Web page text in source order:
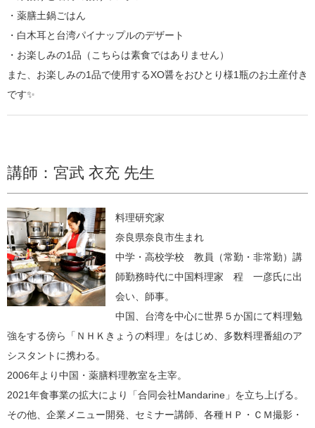
・薬膳土鍋ごはん
・白木耳と台湾パイナップルのデザート
・お楽しみの1品（こちらは素食ではありません）
また、お楽しみの1品で使用するXO醤をおひとり様1瓶のお土産付き
です✨
講師：宮武 衣充 先生
料理研究家
奈良県奈良市生まれ
中学・高校学校 教員（常勤・非常勤）講
師勤務時代に中国料理家 程 一彦氏に出
会い、師事。
中国、台湾を中心に世界５か国にて料理勉
強をする傍ら「ＮＨＫきょうの料理」をはじめ、多数料理番組のア
シスタントに携わる。
2006年より中国・薬膳料理教室を主宰。
2021年食事業の拡大により「合同会社Mandarine」を立ち上げる。
その他、企業メニュー開発、セミナー講師、各種ＨＰ・ＣＭ撮影・